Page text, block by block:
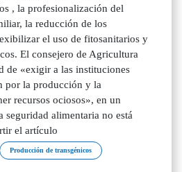
, la profesionalización del
la reducción de los
el uso de fitosanitarios y
El consejero de Agricultura
de «exigir a las instituciones
por la producción y la
recursos ociosos», en un
seguridad alimentaria no está
el artículo
Producción de transgénicos